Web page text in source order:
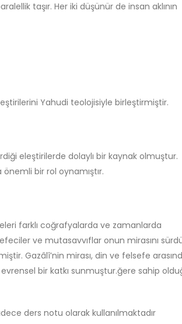
taşır. Her iki düşünür de insan aklının
Yahudi teolojisiyle birleştirmiştir.
eleştirilerde dolaylı bir kaynak olmuştur.
bir rol oynamıştır.
farklı coğrafyalarda ve zamanlarda
ve mutasavvıflar onun mirasını
Gazâlî’nin mirası, din ve felsefe
bir katkı sunmuştur.ğere sahip
ders notu olarak kullanılmaktadır